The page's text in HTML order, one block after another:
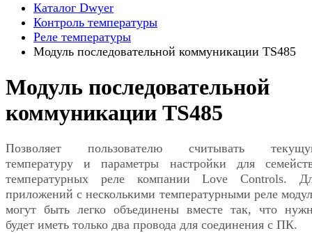
Каталог Dwyer
Контроль температуры
Реле температуры
Модуль последовательной коммуникации TS485
Модуль последовательной
коммуникации TS485
Позволяет пользователю считывать
температуру и параметры настройки для
температурных реле компании Love Controls.
приложений с несколькими температурными реле
могут быть легко объединены вместе так, что
будет иметь только два провода для соединения с ПК.